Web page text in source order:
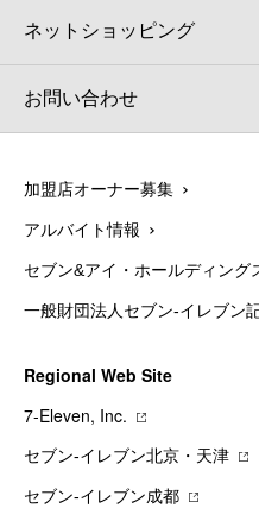
ネットショッピング
お問い合わせ
加盟店オーナー募集
アルバイト情報
セブン&アイ・ホールディング
一般財団法人セブン-イレブン
Regional Web Site
7‐Eleven, Inc.
セブン‐イレブン北京・天津
セブン‐イレブン成都